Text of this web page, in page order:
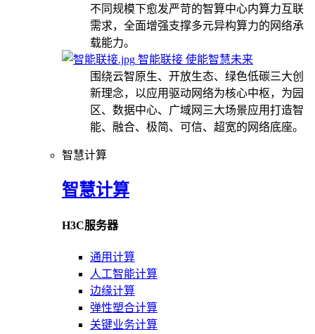
不同规模下愈发严苛的智算中心内算力互联
需求，全面增强支撑多元异构算力的网络承
载能力。
智能联接 使能智慧未来
围绕云智原生、开放生态、绿色低碳三大创
新理念，以应用驱动网络为核心中枢，为园
区、数据中心、广域网三大场景应用打造智
能、融合、极简、可信、超宽的网络底座。
智慧计算
智慧计算
H3C服务器
通用计算
人工智能计算
边缘计算
弹性塑合计算
关键业务计算